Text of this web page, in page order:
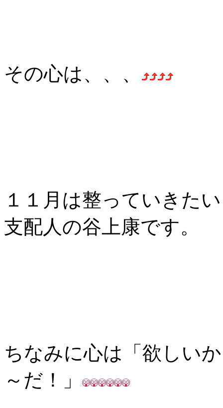
その心は、、、
１１月は整っていきた
支配人の谷上康です。
ちなみに心は「欲しい
～だ！」